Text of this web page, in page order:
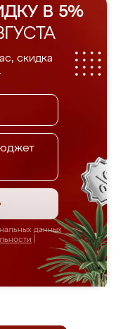
В 5%
скидка
данных